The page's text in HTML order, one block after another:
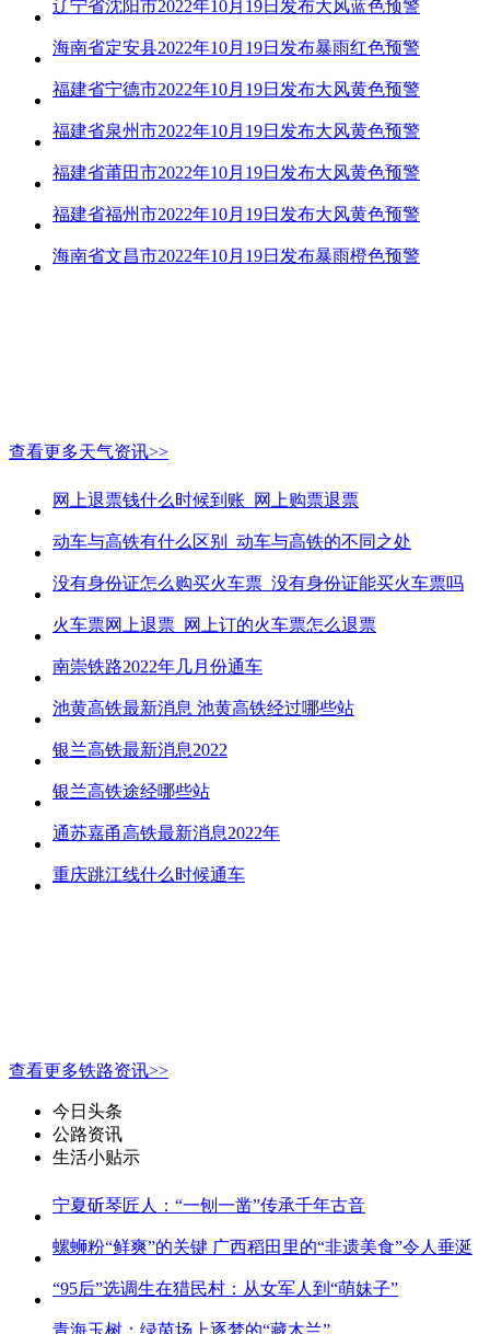
辽宁省沈阳市2022年10月19日发布大风蓝色预警
海南省定安县2022年10月19日发布暴雨红色预警
福建省宁德市2022年10月19日发布大风黄色预警
福建省泉州市2022年10月19日发布大风黄色预警
福建省莆田市2022年10月19日发布大风黄色预警
福建省福州市2022年10月19日发布大风黄色预警
海南省文昌市2022年10月19日发布暴雨橙色预警
查看更多天气资讯>>
网上退票钱什么时候到账_网上购票退票
动车与高铁有什么区别_动车与高铁的不同之处
没有身份证怎么购买火车票_没有身份证能买火车票吗
火车票网上退票_网上订的火车票怎么退票
南崇铁路2022年几月份通车
池黄高铁最新消息 池黄高铁经过哪些站
银兰高铁最新消息2022
银兰高铁途经哪些站
通苏嘉甬高铁最新消息2022年
重庆跳江线什么时候通车
查看更多铁路资讯>>
今日头条
公路资讯
生活小贴示
宁夏斫琴匠人：“一刨一凿”传承千年古音
螺蛳粉“鲜爽”的关键 广西稻田里的“非遗美食”令人垂涎
“95后”选调生在猎民村：从女军人到“萌妹子”